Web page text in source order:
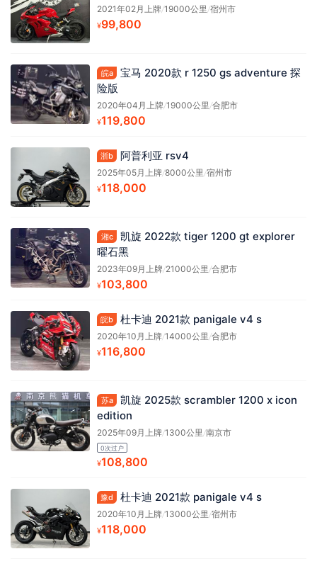
2021年02月上牌/19000公里/宿州市
¥99,800
皖a
宝马 2020款 r 1250 gs adventure 探
险版
2020年04月上牌/19000公里/合肥市
¥119,800
浙b 阿普利亚 rsv4
2025年05月上牌/8000公里/宿州市
¥118,000
湘c
凯旋 2022款 tiger 1200 gt explorer
曜石黑
2023年09月上牌/21000公里/合肥市
¥103,800
皖b 杜卡迪 2021款 panigale v4 s
2020年10月上牌/14000公里 /合肥市
¥116,800
苏a
凯旋 2025款 scrambler 1200 x icon
edition
2025年09月上牌/1300公里 /南京市
0次过户
¥108,800
豫d 杜卡迪 2021款 panigale v4 s
2020年10月上牌/13000公里 /宿州市
¥118,000